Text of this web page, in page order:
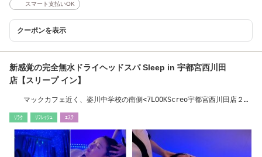
スマート支払いOK
クーポンを表示
新感覚の完全無水ドライヘッドスパ Sleep in 宇都宮西川田
店【スリープ イン】
マックカフェ近く、姿川中学校の南側<7LOOKScreo宇都宮西川田店２階
ﾘﾗｸ ﾘﾌﾚｯｼｭ ｴｽﾃ